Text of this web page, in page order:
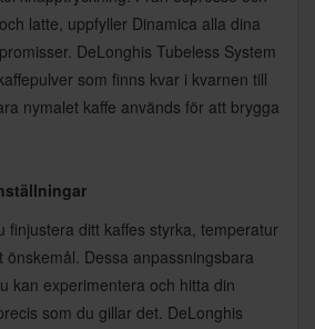
latte, uppfyller Dinamica alla dina
DeLonghis Tubeless System
som finns kvar i kvarnen till
nymalet kaffe används för att brygga
finjustera ditt kaffes styrka, temperatur
önskemål. Dessa anpassningsbara
kan experimentera och hitta din
som du gillar det. DeLonghis